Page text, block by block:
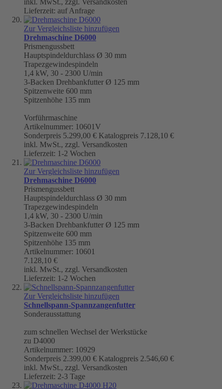
Lieferzeit: auf Anfrage
Zur Vergleichsliste hinzufügen
Drehmaschine D6000
Prismengussbett
Hauptspindeldurchlass Ø 30 mm
Trapezgewindespindeln
1,4 kW, 30 - 2300 U/min
3-Backen Drehbankfutter Ø 125 mm
Spitzenweite 600 mm
Spitzenhöhe 135 mm
Vorführmaschine
Artikelnummer: 10601V
Sonderpreis 5.299,00 € Katalogpreis 7.128,10 €
inkl. MwSt., zzgl. Versandkosten
Lieferzeit: 1-2 Wochen
Zur Vergleichsliste hinzufügen
Drehmaschine D6000
Prismengussbett
Hauptspindeldurchlass Ø 30 mm
Trapezgewindespindeln
1,4 kW, 30 - 2300 U/min
3-Backen Drehbankfutter Ø 125 mm
Spitzenweite 600 mm
Spitzenhöhe 135 mm
Artikelnummer: 10601
7.128,10 €
inkl. MwSt., zzgl. Versandkosten
Lieferzeit: 1-2 Wochen
Zur Vergleichsliste hinzufügen
Schnellspann-Spannzangenfutter
Sonderausstattung
zum schnellen Wechsel der Werkstücke
zu D4000
Artikelnummer: 10929
Sonderpreis 2.399,00 € Katalogpreis 2.546,60 €
inkl. MwSt., zzgl. Versandkosten
Lieferzeit: 2-3 Tage